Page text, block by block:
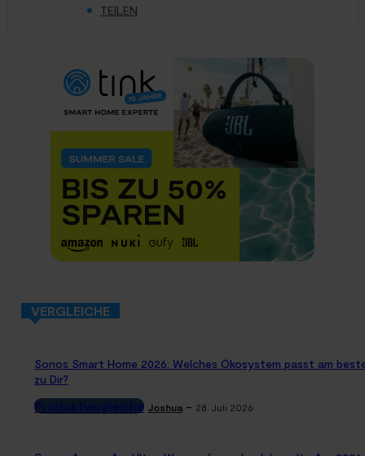
TEILEN
VERGLEICHE
Sonos Smart Home 2026: Welches Ökosystem passt am
zu Dir?
Produktvergleiche Joshua - 28. Juli 2026